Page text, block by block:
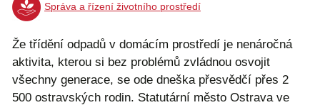
Správa a řízení životního prostředí
Že třídění odpadů v domácím prostředí je nenáročná
aktivita, kterou si bez problémů zvládnou osvojit
všechny generace, se ode dneška přesvědčí přes 2
500 ostravských rodin. Statutární město Ostrava ve